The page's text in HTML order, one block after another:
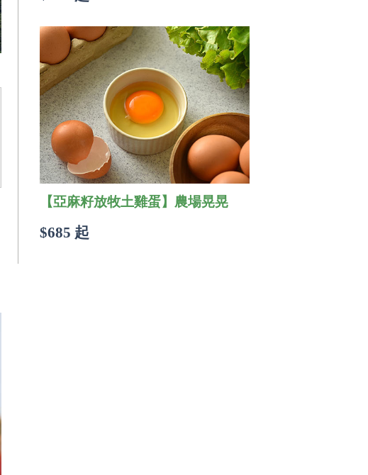
【亞麻籽放牧土雞蛋】農場晃晃
$685 起